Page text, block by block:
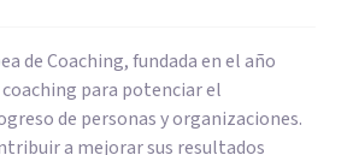
de Coaching, fundada en el año
coaching para potenciar el
de personas y organizaciones.
a mejorar sus resultados